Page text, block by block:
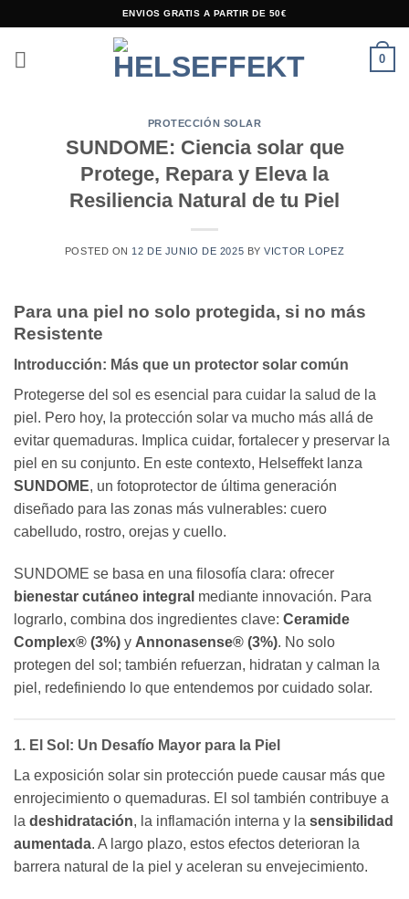
contenido
ENVIOS GRATIS A PARTIR DE 50€
0
PROTECCIÓN SOLAR
SUNDOME: Ciencia solar que
Protege, Repara y Eleva la
Resiliencia Natural de tu Piel
POSTED ON 12 DE JUNIO DE 2025 BYVICTOR LOPEZ
Para una piel no solo protegida, si no más
Resistente
Introducción: Más que un protector solar común
Protegerse del sol es esencial para cuidar la salud de la
piel. Pero hoy, la protección solar va mucho más allá de
evitar quemaduras. Implica cuidar, fortalecer y preservar la
piel en su conjunto. En este contexto, Helseffekt lanza
SUNDOME, un fotoprotector de última generación
diseñado para las zonas más vulnerables: cuero
cabelludo, rostro, orejas y cuello.
SUNDOME se basa en una filosofía clara: ofrecer
bienestar cutáneo integral mediante innovación. Para
lograrlo, combina dos ingredientes clave: Ceramide
Complex® (3%) y Annonasense® (3%). No solo
protegen del sol; también refuerzan, hidratan y calman la
piel, redefiniendo lo que entendemos por cuidado solar.
1. El Sol: Un Desafío Mayor para la Piel
La exposición solar sin protección puede causar más que
enrojecimiento o quemaduras. El sol también contribuye a
la deshidratación, la inflamación interna y la sensibilidad
aumentada. A largo plazo, estos efectos deterioran la
barrera natural de la piel y aceleran su envejecimiento.